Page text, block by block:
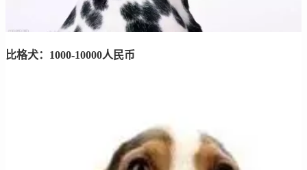
比格犬：1000-10000人民币